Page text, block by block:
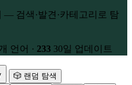
— 검색·발견·카테고리로 탐
언어 · 233 30일 업데이트
🎲 랜덤 탐색